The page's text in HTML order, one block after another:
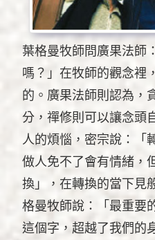
葉格曼牧師問廣果法師
嗎？」在牧師的觀念裡
的。廣果法師則認為，
分，禪修則可以讓念頭
人的煩惱，密宗說：「
做人免不了會有情緒，
換」，在轉換的當下見
格曼牧師說：「最重要
這個字，超越了我們的